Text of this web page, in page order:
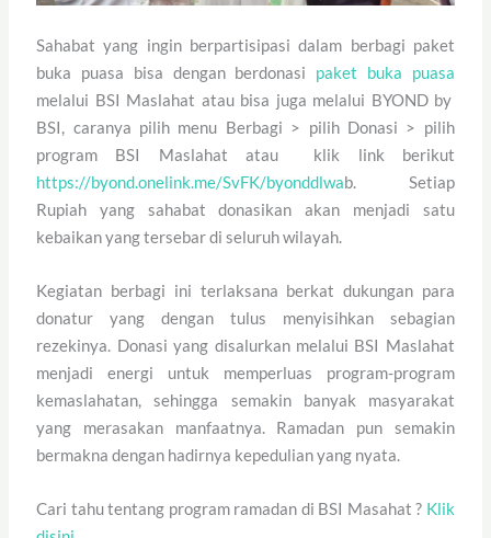
Sahabat yang ingin berpartisipasi dalam berbagi paket
buka puasa bisa dengan berdonasi paket buka puasa
melalui BSI Maslahat atau bisa juga melalui BYOND by
BSI, caranya pilih menu Berbagi > pilih Donasi > pilih
program BSI Maslahat atau klik link berikut
https://byond.onelink.me/SvFK/byonddlwab. Setiap
Rupiah yang sahabat donasikan akan menjadi satu
kebaikan yang tersebar di seluruh wilayah.
Kegiatan berbagi ini terlaksana berkat dukungan para
donatur yang dengan tulus menyisihkan sebagian
rezekinya. Donasi yang disalurkan melalui BSI Maslahat
menjadi energi untuk memperluas program-program
kemaslahatan, sehingga semakin banyak masyarakat
yang merasakan manfaatnya. Ramadan pun semakin
bermakna dengan hadirnya kepedulian yang nyata.
Cari tahu tentang program ramadan di BSI Masahat ? Klik